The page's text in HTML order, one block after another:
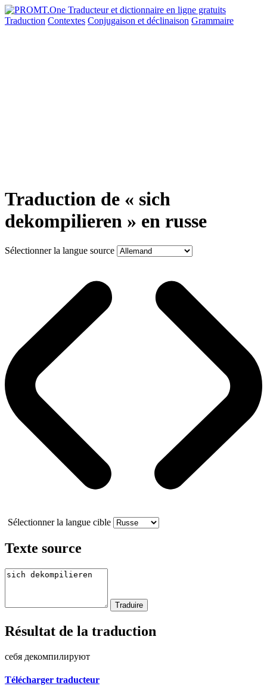
Traduction Contextes Conjugaison et déclinaison Grammaire
Traduction de « sich
dekompilieren » en russe
Sélectionner la langue source
Sélectionner la langue cible
Texte source
Résultat de la traduction
себя декомпилируют
Télécharger traducteur